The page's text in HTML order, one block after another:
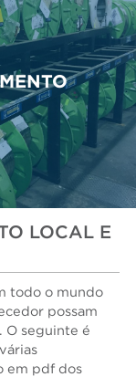
LOCAL E
todo o mundo
possam
O seguinte é
em pdf dos